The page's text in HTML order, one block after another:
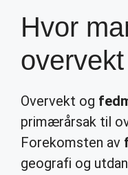
Hvor
Overvekt og
primærårsak til
Forekomsten av
geografi og